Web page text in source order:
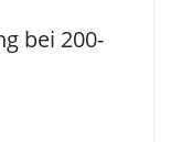
bei 200-